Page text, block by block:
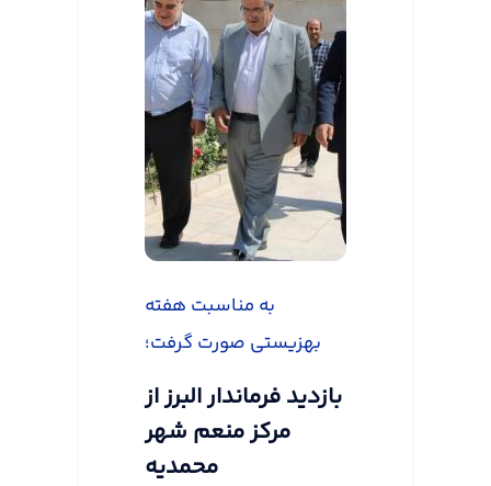
به مناسبت هفته
بهزیستی صورت گرفت؛
بازدید فرماندار البرز از
مرکز منعم شهر
محمدیه